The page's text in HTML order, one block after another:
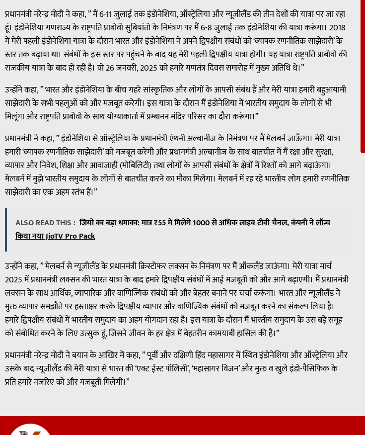
प्रधानमंत्री नरेन्द्र मोदी ने कहा, ” मैं 6-11 जुलाई तक इंडोनेशिया, ऑस्ट्रेलिया और न्यूजीलैंड की तीन देशों की यात्रा पर जा रहा
हूं। इंडोनेशिया गणराज्य के राष्ट्रपति प्राबोवो सुबियांतो के निमंत्रण पर मैं 6-8 जुलाई तक इंडोनेशिया की यात्रा करूंगा। 2018
में मेरी पहली इंडोनेशिया यात्रा के दौरान भारत और इंडोनेशिया ने अपने द्विपक्षीय संबंधों को ‘व्यापक रणनीतिक साझेदारी’ के
स्तर तक बढ़ाया था। संबंधों के इस स्तर पर पहुंचने के बाद यह मेरी पहली द्विपक्षीय यात्रा होगी। यह यात्रा राष्ट्रपति प्राबोवो की
राजकीय यात्रा के बाद हो रही है। वो 26 जनवरी, 2025 को हमारे गणतंत्र दिवस समारोह में मुख्य अतिथि थे।”
उन्होंने कहा, ” भारत और इंडोनेशिया के बीच गहरे सांस्कृतिक और लोगों के आपसी संबंध हैं और मेरी यात्रा हमारी बहुआयामी
साझेदारी के सभी पहलुओं को और मजबूत करेगी। इस यात्रा के दौरान मैं इंडोनेशिया में भारतीय समुदाय के लोगों से भी
मिलूंगा और राष्ट्रपति प्राबोवो के साथ योग्याकार्ता में प्रम्बानन मंदिर परिसर का दौरा करूंगा।”
प्रधानमंत्री ने कहा, ” इंडोनेशिया से ऑस्ट्रेलिया के प्रधानमंत्री एंथनी अल्बानीज के निमंत्रण पर मैं मेलबर्न जाऊँगा। मेरी यात्रा
हमारी ‘व्यापक रणनीतिक साझेदारी’ को मजबूत करेगी और प्रधानमंत्री अल्बानीज के साथ बातचीत में मैं रक्षा और सुरक्षा,
व्यापार और निवेश, शिक्षा और आवाजाही (मोबिलिटी) तथा लोगों के आपसी संबंधों के क्षेत्रों में रिश्तों को आगे बढ़ाऊंगा।
मेलबर्न में मुझे भारतीय समुदाय के लोगों से बातचीत करने का मौका मिलेगा। मेलबर्न में रह रहे भारतीय लोग हमारी रणनीतिक
साझेदारी का एक अहम स्तंभ हैं।”
ALSO READ THIS : जियो का बड़ा धमाका: मात्र ₹55 में मिलेंगे 1000 से अधिक लाइव टीवी चैनल, कंपनी ने लॉन्च
किया नया JioTV Pro Pack
उन्होंने कहा, ” मेलबर्न से न्यूजीलैंड के प्रधानमंत्री क्रिस्टोफर लक्सन के निमंत्रण पर मैं ऑकलैंड जाऊंगा। मेरी यात्रा मार्च
2025 में प्रधानमंत्री लक्सन की भारत यात्रा के बाद हमारे द्विपक्षीय संबंधों में आई मजबूती को और आगे बढ़ाएगी। मैं प्रधानमंत्री
लक्सन के साथ आर्थिक, व्यापारिक और वाणिज्यिक संबंधों को और बेहतर बनाने पर चर्चा करूंगा। भारत और न्यूजीलैंड ने
मुक्त व्यापार समझौते पर हस्ताक्षर करके द्विपक्षीय व्यापार और वाणिज्यिक संबंधों को मजबूत करने का संकल्प लिया है।
हमारे द्विपक्षीय संबंधों में भारतीय समुदाय का अहम योगदान रहा है। इस यात्रा के दौरान मैं भारतीय समुदाय के उस बड़े समूह
को संबोधित करने के लिए उत्सुक हूं, जिसने जीवन के हर क्षेत्र में बेहतरीन कामयाबी हासिल की है।”
प्रधानमंत्री नरेन्द्र मोदी ने बयान के आखिर में कहा, ” पूर्वी और दक्षिणी हिंद महासागर में स्थित इंडोनेशिया और ऑस्ट्रेलिया और
उसके बाद न्यूजीलैंड की मेरी यात्रा से भारत की ‘एक्ट ईस्ट पॉलिसी’, ‘महासागर विजन’ और मुक्त व खुले इंडो-पैसिफिक के
प्रति हमारे नजरिए को और मजबूती मिलेगी।”